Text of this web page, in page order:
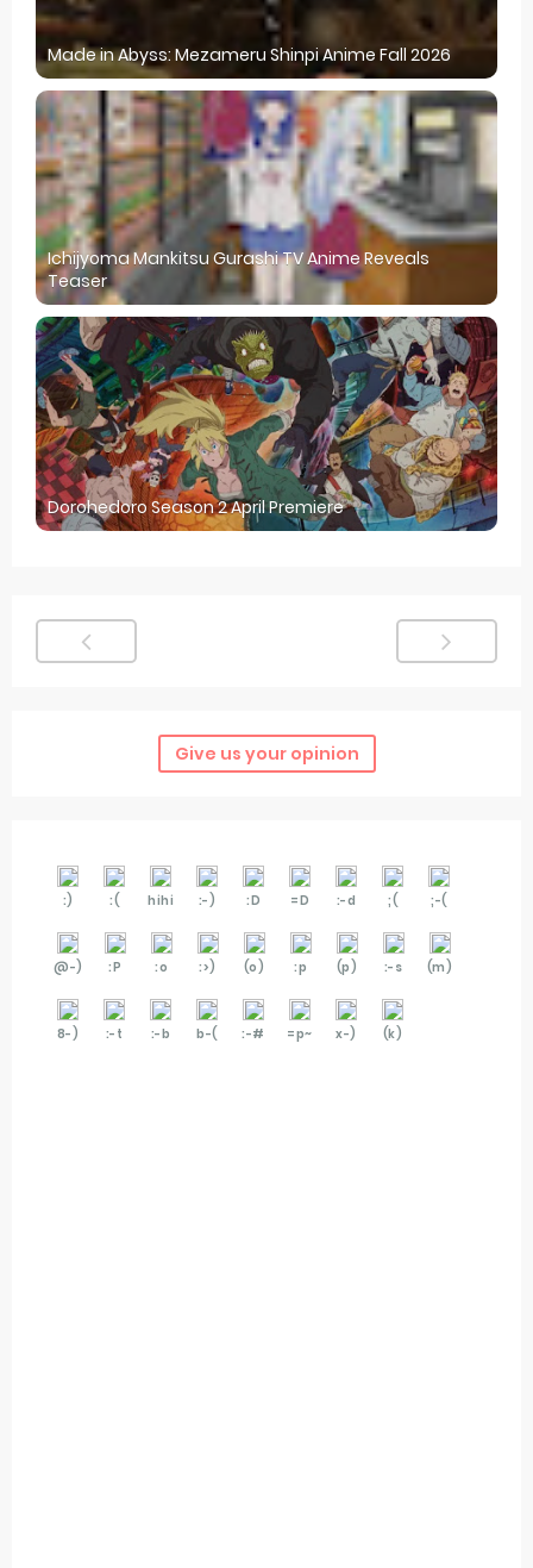
Made in Abyss: Mezameru Shinpi Anime Fall 2026
Ichijyoma Mankitsu Gurashi TV Anime Reveals
Teaser
Dorohedoro Season 2 April Premiere
Give us your opinion
:) :( hihi :-) :D =D :-d ;( ;-(
@-) :P :o :>) (o) :p (p) :-s (m)
8-) :-t :-b b-( :-# =p~ x-) (k)